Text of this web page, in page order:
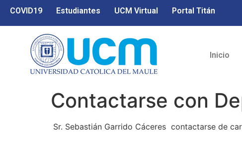
COVID19 Estudiantes UCM Virtual Portal Titán
Inicio
Contactarse con
Sr. Sebastián Garrido Cáceres contactarse de